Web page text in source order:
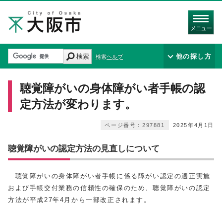
メニュー
検索 検索ヘルプ 他の探し方
聴覚障がいの身体障がい者手帳の認
定方法が変わります。
2025年4月1日
ページ番号：297881
聴覚障がいの認定方法の見直しについて
聴覚障がいの身体障がい者手帳に係る障がい認定の適正実施
および手帳交付業務の信頼性の確保のため、聴覚障がいの認定
方法が平成27年4月から一部改正されます。